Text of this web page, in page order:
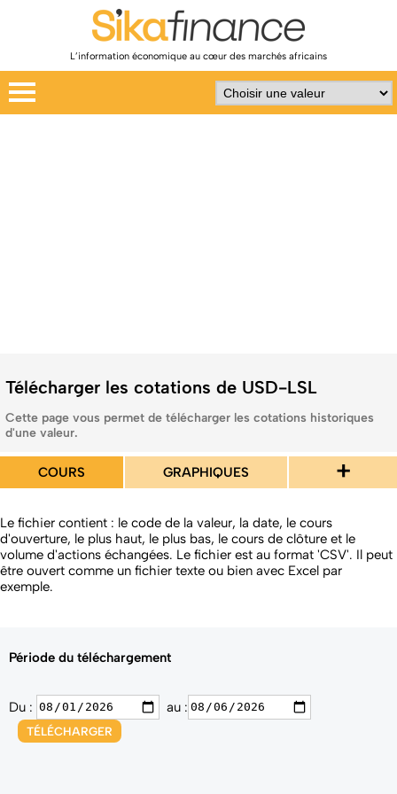
L’information économique au cœur des marchés africains
Télécharger les cotations de USD-LSL
Cette page vous permet de télécharger les cotations historiques
d'une valeur.
COURS GRAPHIQUES +
Le fichier contient : le code de la valeur, la date, le cours
d'ouverture, le plus haut, le plus bas, le cours de clôture et le
volume d'actions échangées. Le fichier est au format 'CSV'. Il peut
être ouvert comme un fichier texte ou bien avec Excel par
exemple.
Période du téléchargement
Du : au :
TÉLÉCHARGER